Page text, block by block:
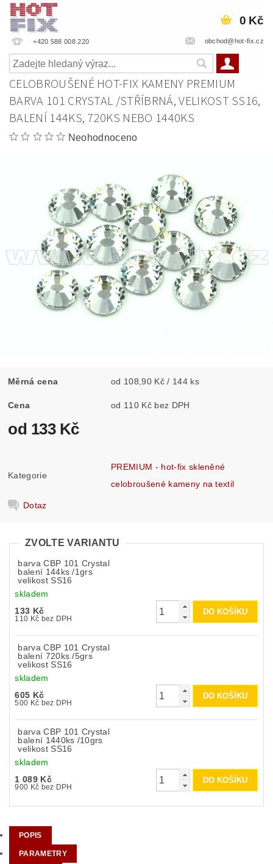
+420 588 008 220 obchod@hot-fix.cz
0 Kč
CELOBROUŠENÉ HOT-FIX KAMENY PREMIUM
BARVA 101 CRYSTAL /STŘÍBRNÁ, VELIKOST SS16,
BALENÍ 144KS, 720KS NEBO 1440KS
Neohodnoceno
Měrná cena od 108,90 Kč / 144 ks
Cena od 110 Kč bez DPH
od 133 Kč
Kategorie
PREMIUM - hot-fix skleněné
celobroušené kameny na textil
Dotaz
ZVOLTE VARIANTU
barva CBP 101 Crystal
balení 144ks /1grs
velikost SS16
skladem
133 Kč
110 Kč bez DPH
barva CBP 101 Crystal
balení 720ks /5grs
velikost SS16
skladem
605 Kč
500 Kč bez DPH
barva CBP 101 Crystal
balení 1440ks /10grs
velikost SS16
skladem
1 089 Kč
900 Kč bez DPH
POPIS
PARAMETRY